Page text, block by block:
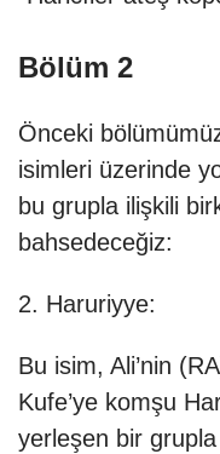
Bölüm 2
Önceki
isimleri üzerinde
bu grupla ilişkili
bahsedeceğiz:
2. Haruriyye:
Bu isim, Ali’nin
Kufe’ye komşu
yerleşen bir grupla